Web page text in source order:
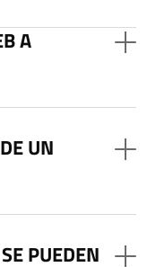
A
UN
PUEDEN